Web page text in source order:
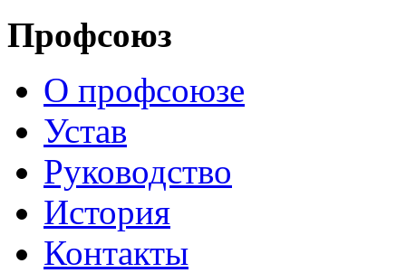
Профсоюз
О профсоюзе
Устав
Руководство
История
Контакты